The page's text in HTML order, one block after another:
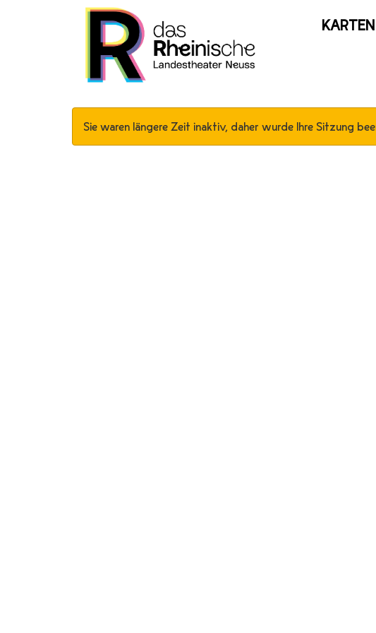
KARTEN
Sie waren längere Zeit inaktiv, daher wurde Ihre Sitzung